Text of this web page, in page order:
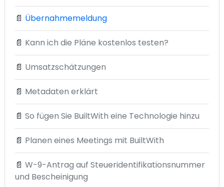
📄 Übernahmemeldung
📄 Kann ich die Pläne kostenlos testen?
📄 Umsatzschätzungen
📄 Metadaten erklärt
📄 So fügen Sie BuiltWith eine Technologie hinzu
📄 Planen eines Meetings mit BuiltWith
📄 W-9-Antrag auf Steueridentifikationsnummer
und Bescheinigung